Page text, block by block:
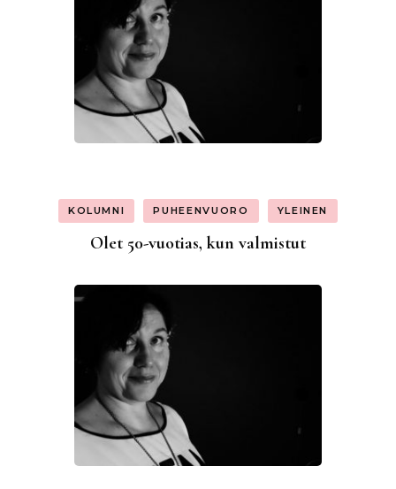
KOLUMNI PUHEENVUORO YLEINEN
Olet 50-vuotias, kun valmistut